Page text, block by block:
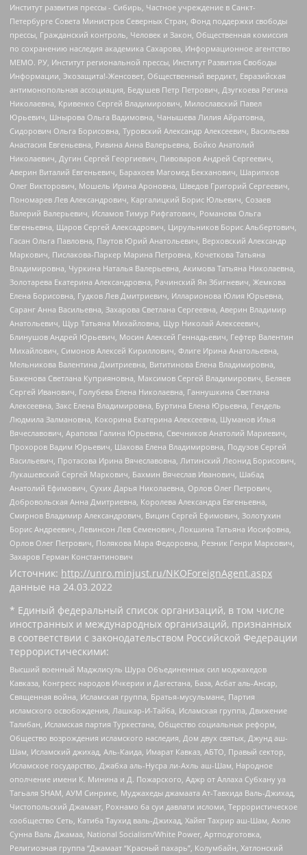
Институт развития прессы - Сибирь, Частное учреждение в Санкт-
Петербурге Совета Министров Северных Стран, Фонд поддержки свободы
прессы, Гражданский контроль, Человек и Закон, Общественная комиссия
по сохранению наследия академика Сахарова, Информационное агентство
МЕМО. РУ, Институт региональной прессы, Институт Развития Свободы
Информации, Экозащита!-Женсовет, Общественный вердикт, Евразийская
антимонопольная ассоциация, Бедушев Петр Петрович, Дзугкоева Регина
Николаевна, Кривенко Сергей Владимирович, Милославский Павел
Юрьевич, Шнырова Ольга Вадимовна, Чанышева Лилия Айратовна,
Сидорович Ольга Борисовна, Туровский Александр Алексеевич, Васильева
Анастасия Евгеньевна, Ривина Анна Валерьевна, Бойко Анатолий
Николаевич, Дугин Сергей Георгиевич, Пивоваров Андрей Сергеевич,
Аверин Виталий Евгеньевич, Барахоев Магомед Бекханович, Шарипков
Олег Викторович, Мошель Ирина Ароновна, Шведов Григорий Сергеевич,
Пономарев Лев Александрович, Каргалицкий Борис Юльевич, Созаев
Валерий Валерьевич, Исламов Тимур Рифгатович, Романова Ольга
Евгеньевна, Щаров Сергей Алексадрович, Цирульников Борис Альбертович,
Гасан Ольга Павловна, Паутов Юрий Анатольевич, Верховский Александр
Маркович, Пислакова-Паркер Марина Петровна, Кочеткова Татьяна
Владимировна, Чуркина Наталья Валерьевна, Акимова Татьяна Николаевна,
Золотарева Екатерина Александровна, Рачинский Ян Збигневич, Жемкова
Елена Борисовна, Гудков Лев Дмитриевич, Илларионова Юлия Юрьевна,
Саранг Анна Васильевна, Захарова Светлана Сергеевна, Аверин Владимир
Анатольевич, Щур Татьяна Михайловна, Щур Николай Алексеевич,
Блинушов Андрей Юрьевич, Мосин Алексей Геннадьевич, Гефтер Валентин
Михайлович, Симонов Алексей Кириллович, Флиге Ирина Анатольевна,
Мельникова Валентина Дмитриевна, Вититинова Елена Владимировна,
Баженова Светлана Куприяновна, Максимов Сергей Владимирович, Беляев
Сергей Иванович, Голубева Елена Николаевна, Ганнушкина Светлана
Алексеевна, Закс Елена Владимировна, Буртина Елена Юрьевна, Гендель
Людмила Залмановна, Кокорина Екатерина Алексеевна, Шуманов Илья
Вячеславович, Арапова Галина Юрьевна, Свечников Анатолий Мариевич,
Прохоров Вадим Юрьевич, Шахова Елена Владимировна, Подузов Сергей
Васильевич, Протасова Ирина Вячеславовна, Литинский Леонид Борисович,
Лукашевский Сергей Маркович, Бахмин Вячеслав Иванович, Шабад
Анатолий Ефимович, Сухих Дарья Николаевна, Орлов Олег Петрович,
Добровольская Анна Дмитриевна, Королева Александра Евгеньевна,
Смирнов Владимир Александрович, Вицин Сергей Ефимович, Золотухин
Борис Андреевич, Левинсон Лев Семенович, Локшина Татьяна Иосифовна,
Орлов Олег Петрович, Полякова Мара Федоровна, Резник Генри Маркович,
Захаров Герман Константинович
Источник: http://unro.minjust.ru/NKOForeignAgent.aspx
данные на 24.03.2022
* Единый федеральный список организаций, в том числе
иностранных и международных организаций, признанных
в соответствии с законодательством Российской Федерации
террористическими:
Высший военный Маджлисуль Шура Объединенных сил моджахедов
Кавказа, Конгресс народов Ичкерии и Дагестана, База, Асбат аль-Ансар,
Священная война, Исламская группа, Братья-мусульмане, Партия
исламского освобождения, Лашкар-И-Тайба, Исламская группа, Движение
Талибан, Исламская партия Туркестана, Общество социальных реформ,
Общество возрождения исламского наследия, Дом двух святых, Джунд аш-
Шам, Исламский джихад, Аль-Каида, Имарат Кавказ, АБТО, Правый сектор,
Исламское государство, Джабха аль-Нусра ли-Ахль аш-Шам, Народное
ополчение имени К. Минина и Д. Пожарского, Аджр от Аллаха Субхану уа
Тагьаля SHAM, АУМ Синрике, Муджахеды джамаата Ат-Тавхида Валь-Джихад,
Чистопольский Джамаат, Рохнамо ба суи давлати исломи, Террористическое
сообщество Сеть, Катиба Таухид валь-Джихад, Хайят Тахрир аш-Шам, Ахлю
Сунна Валь Джамаа, National Socialism/White Power, Артподготовка,
Религиозная группа “Джамаат “Красный пахарь”, Колумбайн, Хатлонский